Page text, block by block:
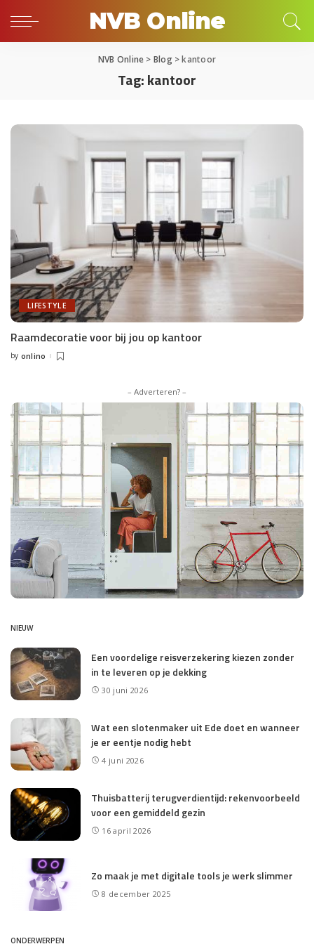
NVB Online
NVB Online > Blog>kantoor
Tag:kantoor
LIFESTYLE
Raamdecoratie voor bij jou op kantoor
Posted
by onlino
– Adverteren? –
NIEUW
Een voordelige reisverzekering kiezen zonder
in te leveren op je dekking
30 juni 2026
Wat een slotenmaker uit Ede doet en wanneer
je er eentje nodig hebt
4 juni 2026
Thuisbatterij terugverdientijd: rekenvoorbeeld
voor een gemiddeld gezin
16 april 2026
Zo maak je met digitale tools je werk slimmer
8 december 2025
ONDERWERPEN